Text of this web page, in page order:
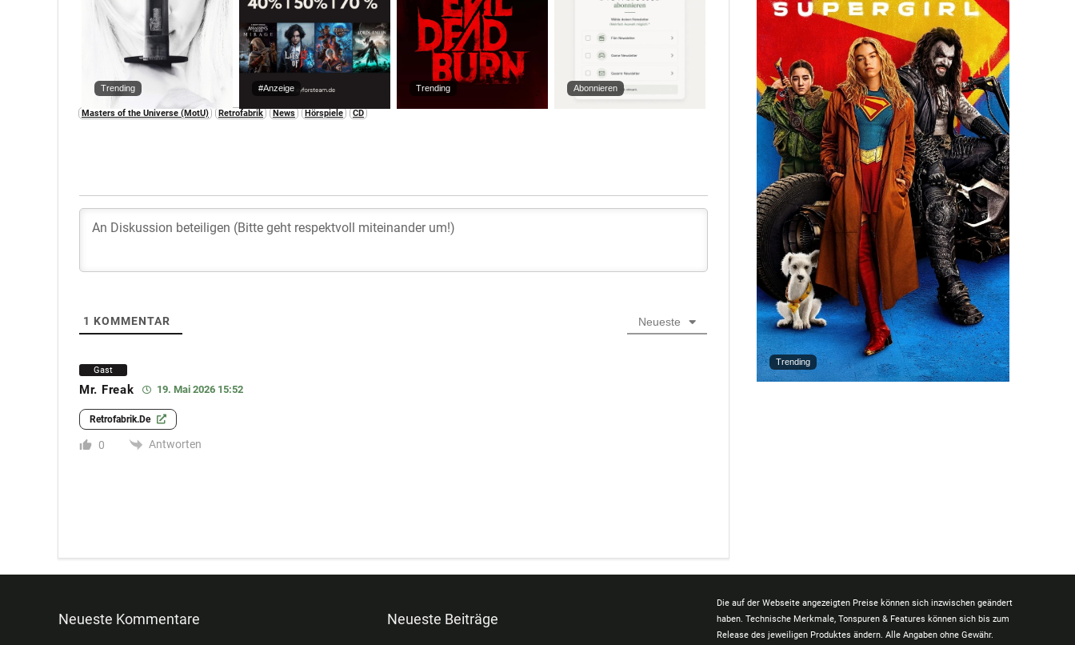
Trending #Anzeige Trending Abonnieren
Masters of the Universe (MotU) Retrofabrik News Hörspiele CD
1 KOMMENTAR Neueste
Gast
Mr. Freak 19. Mai 2026 15:52
Retrofabrik.de
0 Antworten
Trending
Neueste Kommentare Neueste Beiträge
Die auf der Webseite angezeigten Preise können sich inzwischen geändert
haben. Technische Merkmale, Tonspuren & Features können sich bis zum
Release des jeweiligen Produktes ändern. Alle Angaben ohne Gewähr.